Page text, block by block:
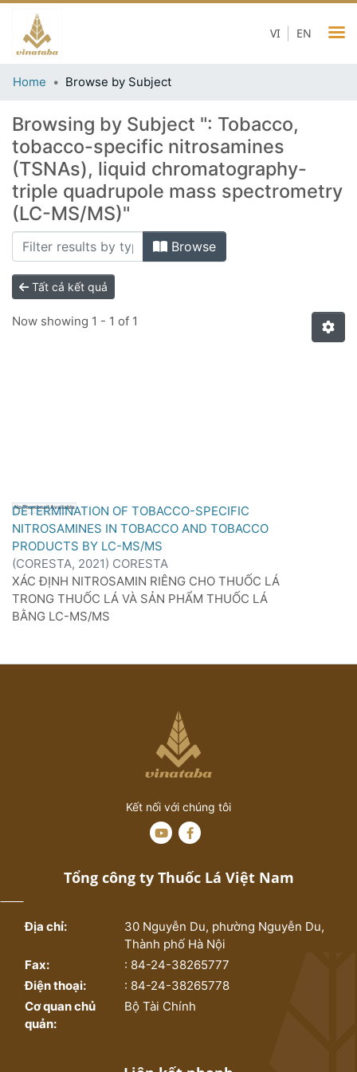
EN
VI
Home Browse by Subject
Browsing by Subject ": Tobacco,
tobacco-specific nitrosamines
(TSNAs), liquid chromatography-
triple quadrupole mass spectrometry
(LC-MS/MS)"
Browse
Tất cả kết quả
Now showing 1 - 1 of 1
No Thumbnail Available
DETERMINATION OF TOBACCO-SPECIFIC
NITROSAMINES IN TOBACCO AND TOBACCO
PRODUCTS BY LC-MS/MS
(CORESTA, 2021) CORESTA
XÁC ĐỊNH NITROSAMIN RIÊNG CHO THUỐC LÁ
TRONG THUỐC LÁ VÀ SẢN PHẨM THUỐC LÁ
BẰNG LC-MS/MS
Kết nối với chúng tôi
Tổng công ty Thuốc Lá Việt Nam
Địa chỉ:
30 Nguyễn Du, phường Nguyễn Du,
Thành phố Hà Nội
Fax:
: 84-24-38265777
Điện thoại:
: 84-24-38265778
Cơ quan chủ
quản:
Bộ Tài Chính